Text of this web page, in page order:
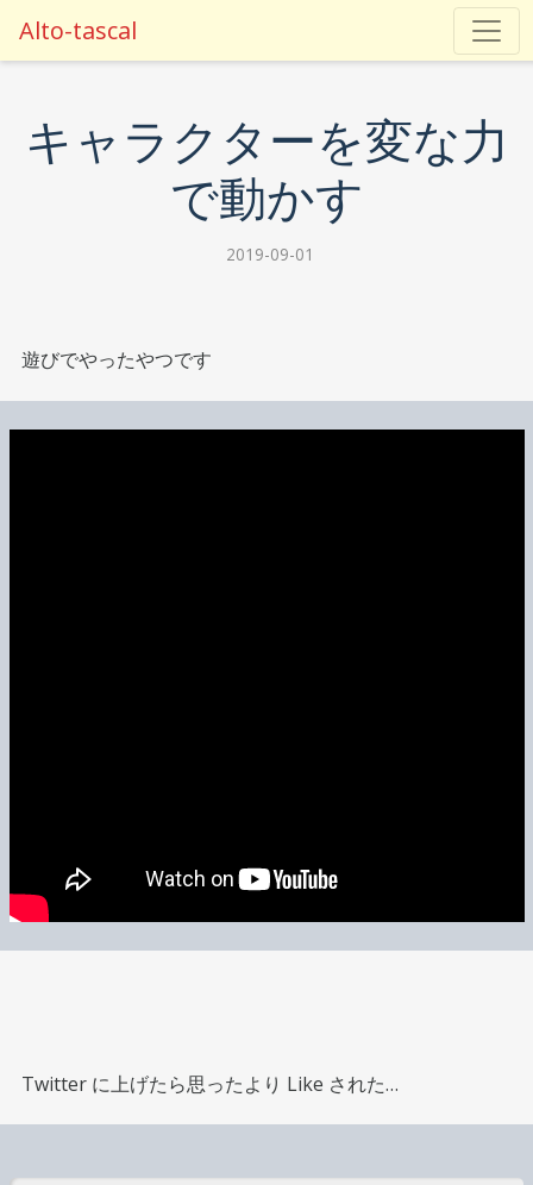
Alto-tascal
キャラクターを変な力
で動かす
2019-09-01
遊びでやったやつです
Twitter に上げたら思ったより Like された…